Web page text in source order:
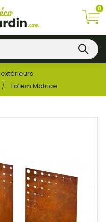
0
Totem Matrice